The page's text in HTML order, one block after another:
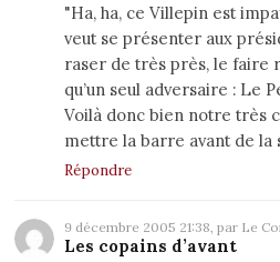
"Ha, ha, ce Villepin est
veut se présenter aux
raser de très près, le faire
qu’un seul adversaire : Le
Voilà donc bien notre très
mettre la barre avant de la
Répondre
9 décembre 2005 21:38, par Le
Les copains d’avant